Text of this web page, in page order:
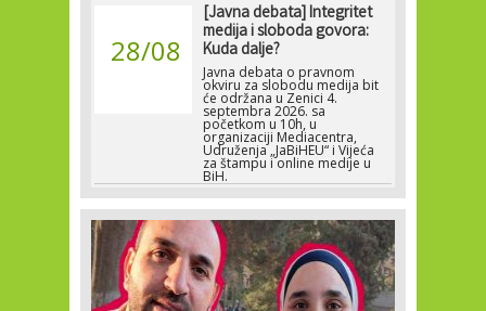
28/08
[Javna debata] Integritet
medija i sloboda govora:
Kuda dalje?
Javna debata o pravnom
okviru za slobodu medija bit
će održana u Zenici 4.
septembra 2026. sa
početkom u 10h, u
organizaciji Mediacentra,
Udruženja „JaBiHEU“ i Vijeća
za štampu i online medije u
BiH.